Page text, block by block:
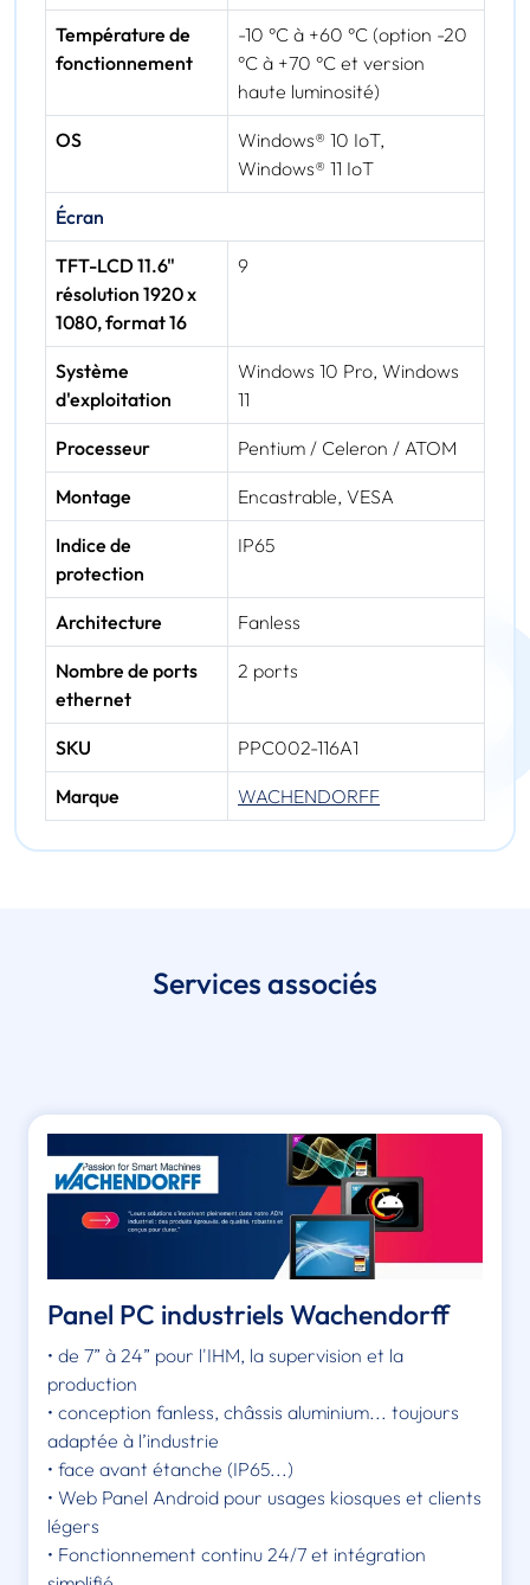
Température de
fonctionnement
-10 °C à +60 °C (option -20
°C à +70 °C et version
haute luminosité)
OS
Windows® 10 IoT,
Windows® 11 IoT
Écran
TFT-LCD 11.6"
résolution 1920 x
1080, format 16
9
Système
d'exploitation
Windows 10 Pro, Windows
11
Processeur Pentium / Celeron / ATOM
Montage Encastrable, VESA
Indice de
protection
IP65
Architecture Fanless
Nombre de ports
ethernet
2 ports
SKU PPC002-116A1
Marque WACHENDORFF
Services associés
Panel PC industriels Wachendorff
• de 7” à 24” pour l'IHM, la supervision et la
production
• conception fanless, châssis aluminium... toujours
adaptée à l’industrie
• face avant étanche (IP65...)
• Web Panel Android pour usages kiosques et clients
légers
• Fonctionnement continu 24/7 et intégration